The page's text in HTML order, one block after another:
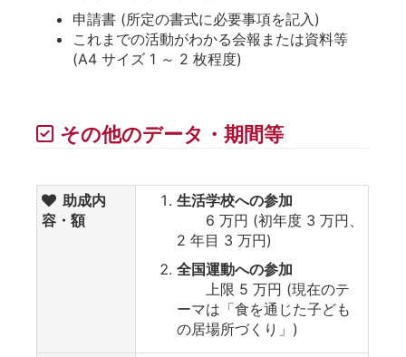
申請書 (所定の書式に必要事項を記入)
これまでの活動がわかる会報または資料等
(A4 サイズ 1 ～ 2 枚程度)
その他のデータ・期間等
助成内
容・額
生活学校への参加
6 万円 (初年度 3 万円、
2 年目 3 万円)
全国運動への参加
上限 5 万円 (現在のテ
ーマは「食を通じた子ども
の居場所づくり」)